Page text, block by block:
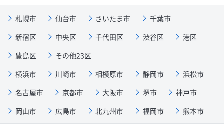
札幌市 仙台市 さいたま市
千葉市
新宿区
中央区 千代田区 渋谷区
港区
豊島区
その他23区
横浜市
川崎市 相模原市 静岡市
浜松市
名古屋市
京都市 大阪市 堺市
神戸市
岡山市
広島市 北九州市 福岡市 熊本市